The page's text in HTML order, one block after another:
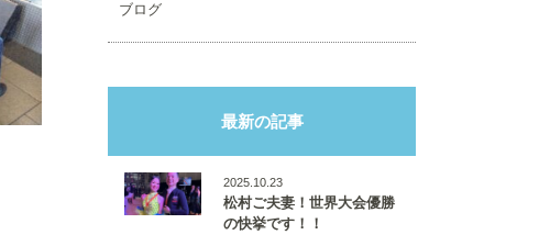
ブログ
最新の記事
2025.10.23
松村ご夫妻！世界大会優勝
の快挙です！！